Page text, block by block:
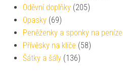
Oděvní doplňky (205)
Opasky (69)
Peněženky a sponky na peníze
Přívěsky na klíče (58)
Šátky a šály (136)